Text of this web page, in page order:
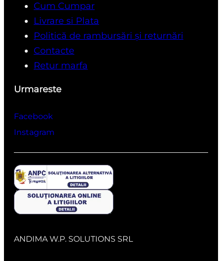
Cum Cumpar
Livrare si Plata
Politică de rambursări și returnări
Contacte
Retur marfa
Urmareste
Facebook
Instagram
ANDIMA W.P. SOLUTIONS SRL